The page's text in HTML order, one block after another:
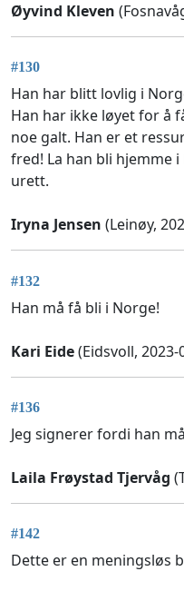
Øyvind Kleven
#130
Han har blitt lovlig i
Han har ikke løyet for å
noe galt. Han er et
fred! La han bli hjemme
urett.
Iryna Jensen (Leinøy,
#132
Han må få bli i Norge!
Kari Eide(Eidsvoll, 2023-
#136
Jeg signerer fordi han
Laila Frøystad Tjervåg
#142
Dette er en meningsløs